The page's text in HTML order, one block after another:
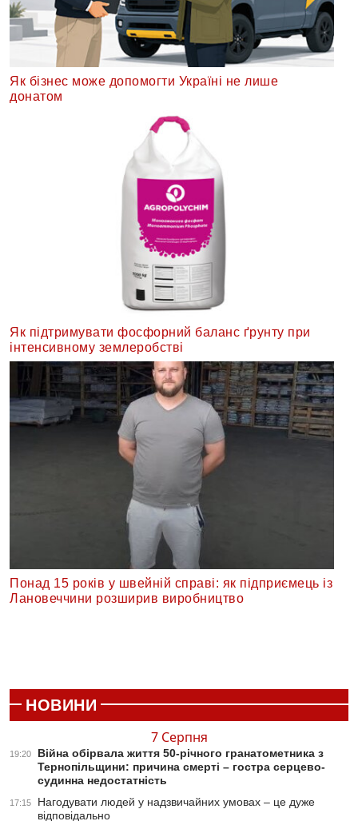
Як бізнес може допомогти Україні не лише
донатом
Як підтримувати фосфорний баланс ґрунту при
інтенсивному землеробстві
Понад 15 років у швейній справі: як підприємець із
Лановеччини розширив виробництво
НОВИНИ
7 Серпня
19:20
Війна обірвала життя 50-річного гранатометника з
Тернопільщини: причина смерті – гостра серцево-
судинна недостатність
17:15
Нагодувати людей у надзвичайних умовах – це дуже
відповідально